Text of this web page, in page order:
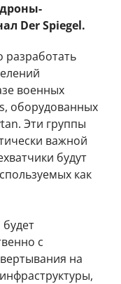
Der Spiegel.
военных
оборудованных
Эти группы
важной
будут
как
с
на